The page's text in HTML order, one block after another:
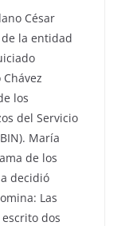
César
la entidad
los
del Servicio
María
de los
decidió
Las
dos